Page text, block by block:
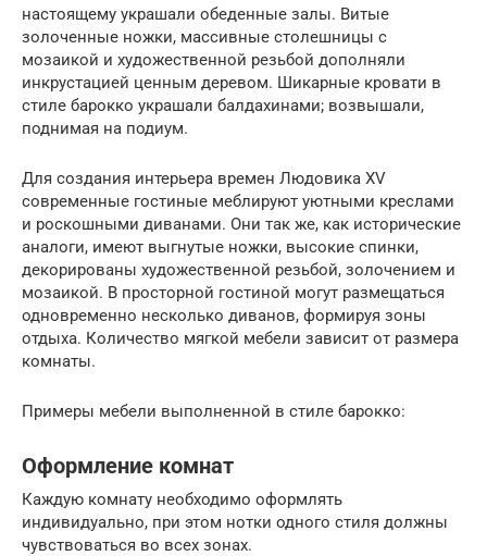
настоящему украшали обеденные залы. Витые
золоченные ножки, массивные столешницы с
мозаикой и художественной резьбой дополняли
инкрустацией ценным деревом. Шикарные кровати в
стиле барокко украшали балдахинами; возвышали,
поднимая на подиум.
Для создания интерьера времен Людовика XV
современные гостиные меблируют уютными креслами
и роскошными диванами. Они так же, как исторические
аналоги, имеют выгнутые ножки, высокие спинки,
декорированы художественной резьбой, золочением и
мозаикой. В просторной гостиной могут размещаться
одновременно несколько диванов, формируя зоны
отдыха. Количество мягкой мебели зависит от размера
комнаты.
Примеры мебели выполненной в стиле барокко:
Оформление комнат
Каждую комнату необходимо оформлять
индивидуально, при этом нотки одного стиля должны
чувствоваться во всех зонах.